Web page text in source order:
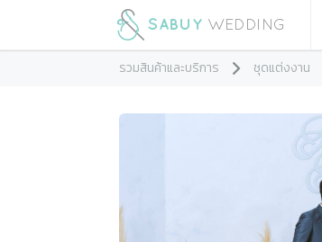
รวมสินค้าและบริการ ชุดแต่งงาน